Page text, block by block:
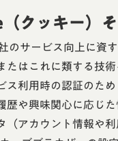
クッキー）
のサービス向上に資
はこれに類する技
ス利用時の認証のため
歴や興味関心に応じ
（アカウント情報や